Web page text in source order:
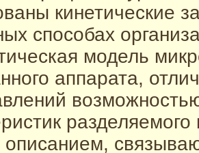
кинетические
способах
модель
аппарата,